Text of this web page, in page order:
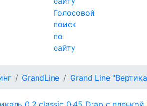
Голосовой
поиск
по
сайту
GrandLine Grand Line